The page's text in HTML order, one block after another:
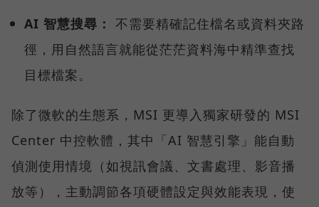
AI 智慧搜尋： 不需要精確記住檔名或資料夾路
徑，用自然語言就能從茫茫資料海中精準查找
目標檔案。
除了微軟的生態系，MSI 更導入獨家研發的 MSI
Center 中控軟體，其中「AI 智慧引擎」能自動
偵測使用情境（如視訊會議、文書處理、影音播
放等），主動調節各項硬體設定與效能表現，使